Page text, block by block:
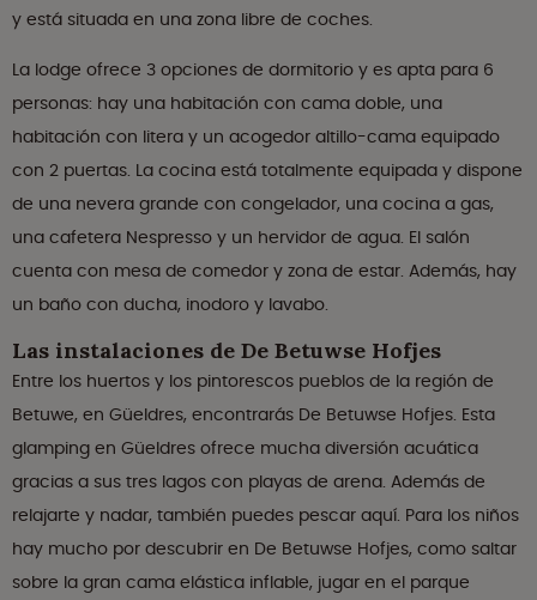
y está situada en una zona libre de coches.
La lodge ofrece 3 opciones de dormitorio y es apta para 6
personas: hay una habitación con cama doble, una
habitación con litera y un acogedor altillo-cama equipado
con 2 puertas. La cocina está totalmente equipada y dispone
de una nevera grande con congelador, una cocina a gas,
una cafetera Nespresso y un hervidor de agua. El salón
cuenta con mesa de comedor y zona de estar. Además, hay
un baño con ducha, inodoro y lavabo.
Las instalaciones de De Betuwse Hofjes
Entre los huertos y los pintorescos pueblos de la región de
Betuwe, en Güeldres, encontrarás De Betuwse Hofjes. Esta
glamping en Güeldres ofrece mucha diversión acuática
gracias a sus tres lagos con playas de arena. Además de
relajarte y nadar, también puedes pescar aquí. Para los niños
hay mucho por descubrir en De Betuwse Hofjes, como saltar
sobre la gran cama elástica inflable, jugar en el parque